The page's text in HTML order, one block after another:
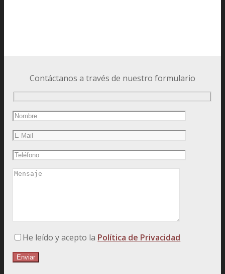
Contáctanos a través de nuestro formulario
He leído y acepto la Política de Privacidad